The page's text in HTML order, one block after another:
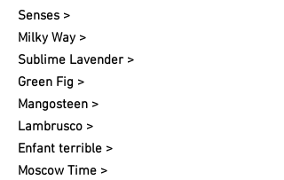
Senses >
Milky Way >
Sublime Lavender >
Green Fig >
Mangosteen >
Lambrusco >
Enfant terrible >
Moscow Time >